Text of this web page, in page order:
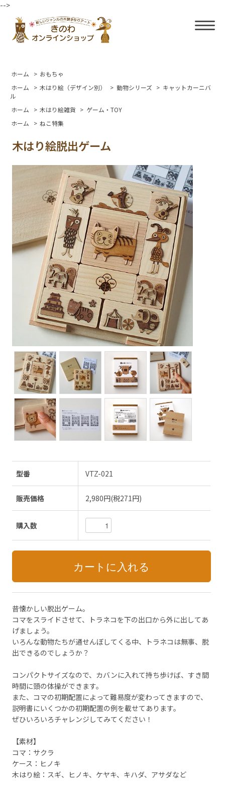
-->
ホーム > おもちゃ
ホーム
> 木はり絵（デザイン別） > 動物シリーズ > キャットカーニバ
ル
ホーム
> 木はり絵雑貨 > ゲーム・TOY
ホーム
> ねこ特集
木はり絵脱出ゲーム
型番 VTZ-021
販売価格 2,980円(税271円)
購入数
昔懐かしい脱出ゲーム。
コマをスライドさせて、トラネコを下の出口から外に出してあ
げましょう。
いろんな動物たちが通せんぼしてくる中、トラネコは無事、脱
出できるのでしょうか？
コンパクトサイズなので、カバンに入れて持ち歩けば、すき間
時間に頭の体操ができます。
また、コマの初期配置によって難易度が変わってきますので、
説明書にいくつかの初期配置の例を載せてあります。
ぜひいろいろチャレンジしてみてください！
【素材】
コマ：サクラ
ケース：ヒノキ
木はり絵：スギ、ヒノキ、ケヤキ、キハダ、アサダなど